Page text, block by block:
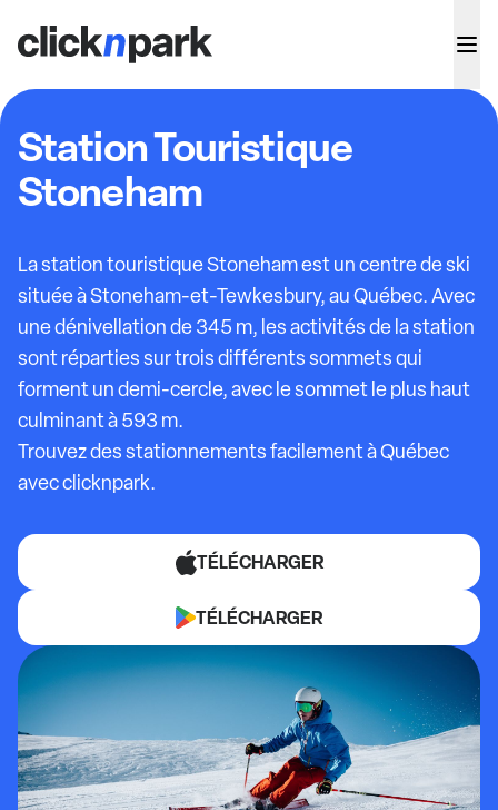
Station Touristique
Stoneham
La station touristique Stoneham est un centre de ski
située à Stoneham-et-Tewkesbury, au Québec. Avec
une dénivellation de 345 m, les activités de la station
sont réparties sur trois différents sommets qui
forment un demi-cercle, avec le sommet le plus haut
culminant à 593 m.
Trouvez des stationnements facilement à Québec
avec clicknpark.
TÉLÉCHARGER
TÉLÉCHARGER